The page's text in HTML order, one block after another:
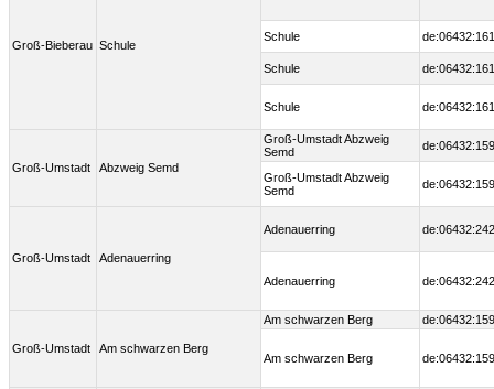
Groß-Bieberau Schule
Schule
Schule
Schule
Groß-Umstadt Abzweig Semd
Groß-Umstadt Abzweig
Semd
Groß-Umstadt Abzweig
Semd
Groß-Umstadt Adenauerring
Adenauerring
Adenauerring
Groß-Umstadt Am schwarzen Berg
Am schwarzen Berg
Am schwarzen Berg